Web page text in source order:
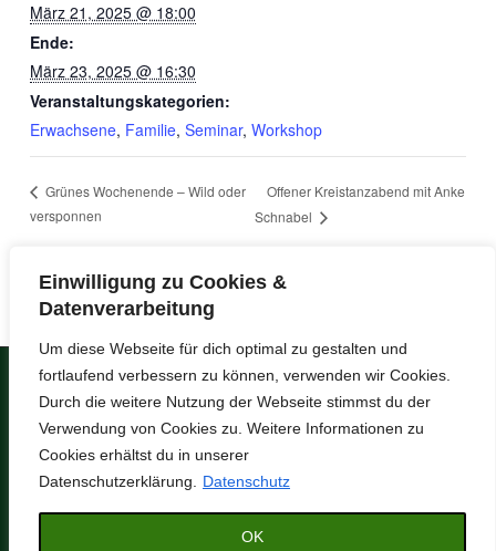
Einwilligung zu Cookies &
Datenverarbeitung
Um diese Webseite für dich optimal zu gestalten und
fortlaufend verbessern zu können, verwenden wir Cookies.
Durch die weitere Nutzung der Webseite stimmst du der
Verwendung von Cookies zu. Weitere Informationen zu
Cookies erhältst du in unserer
Datenschutzerklärung.
Datenschutz
OK
März 21, 2025 @ 18:00
Ende:
März 23, 2025 @ 16:30
Veranstaltungskategorien:
Erwachsene, Familie, Seminar, Workshop
Grünes Wochenende – Wild oder
versponnen
Offener Kreistanzabend mit Anke
Schnabel
Copyright © 2026Umweltzentrum Drei
Eichen.
Anreisewege
Anfrage / Kontakt